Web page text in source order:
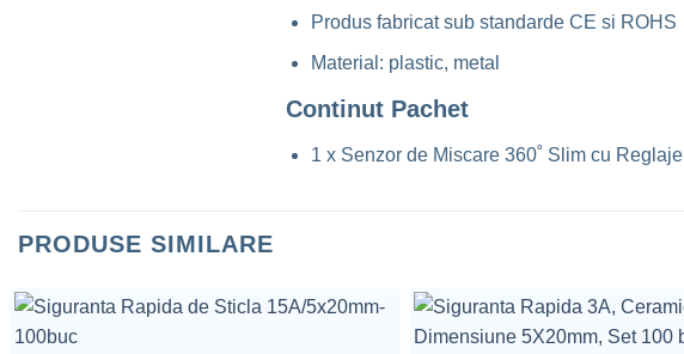
Produs fabricat sub standarde CE si ROHS
Material: plastic, metal
Continut Pachet
1 x Senzor de Miscare 360˚ Slim cu Reglaje
PRODUSE SIMILARE